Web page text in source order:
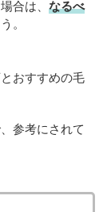
合は、 なるべ
。
おすすめの毛
参考にされて